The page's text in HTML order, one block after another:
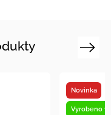
Novinka
Vyrobeno v
Next